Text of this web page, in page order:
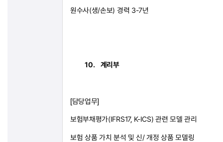
원수사(생/손보) 경력 3-7년
10. 계리부
[담당업무]
보험부채평가(IFRS17, K-ICS)관련 모델 관리
보험 상품 가치 분석 및 신/개정 상품 모델링